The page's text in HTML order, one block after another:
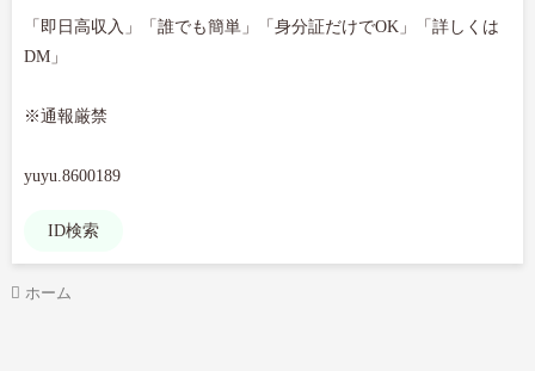
「即日高収入」「誰でも簡単」「身分証だけでOK」「詳しくは
DM」
※通報厳禁
yuyu.8600189
ID検索
ホーム